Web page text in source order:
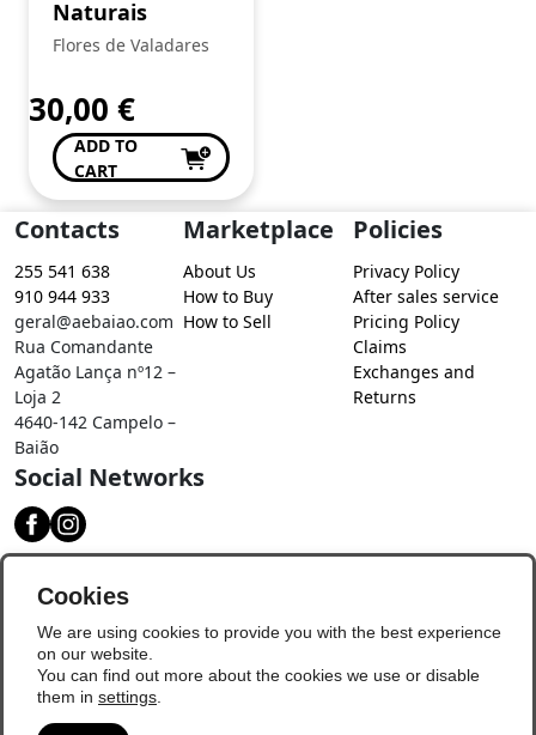
Naturais
Flores de Valadares
30,00 €
ADD TO
CART
Contacts
255 541 638
910 944 933
geral@aebaiao.com
Rua Comandante
Agatão Lança nº12 –
Loja 2
4640-142 Campelo –
Baião
Marketplace
About Us
How to Buy
How to Sell
Policies
Privacy Policy
After sales service
Pricing Policy
Claims
Exchanges and
Returns
Social Networks
Cookies
We are using cookies to provide you with the best experience
on our website.
You can find out more about the cookies we use or disable
them in settings